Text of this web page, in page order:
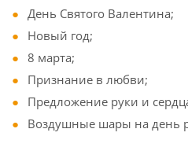
День Святого Валентина;
Новый год;
8 марта;
Признание в любви;
Предложение руки и
Воздушные шары на день